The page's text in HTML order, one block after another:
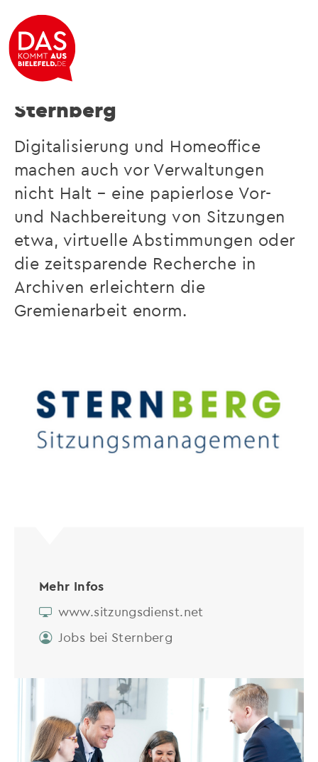
Mit uns besser beraten!
Sternberg
Digitalisierung und Homeoffice
machen auch vor Verwaltungen
nicht Halt – eine papierlose Vor-
und Nachbereitung von Sitzungen
etwa, virtuelle Abstimmungen oder
die zeitsparende Recherche in
Archiven erleichtern die
Gremienarbeit enorm.
Mehr Infos
www.sitzungsdienst.net
Jobs bei Sternberg